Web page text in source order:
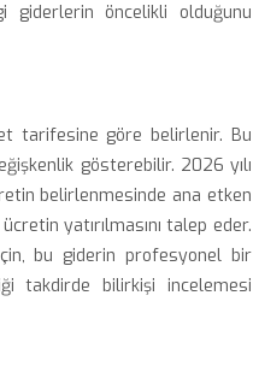
giderlerin öncelikli olduğunu
tarifesine göre belirlenir. Bu
gösterebilir. 2026 yılı
belirlenmesinde ana etken
yatırılmasını talep eder.
bu giderin profesyonel bir
takdirde bilirkişi incelemesi